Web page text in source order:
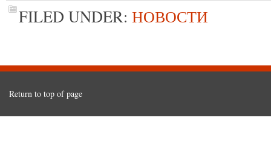
FILED UNDER: НОВОСТИ
Return to top of page